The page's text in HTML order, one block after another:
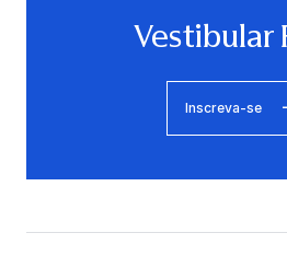
Vestibular
Inscreva-se